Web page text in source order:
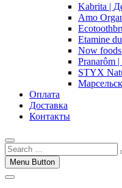
Kabrita |
Amo
Etamine
Now
Pranarôm
STYX
Оплата
Доставка
Контакты
Menu Button